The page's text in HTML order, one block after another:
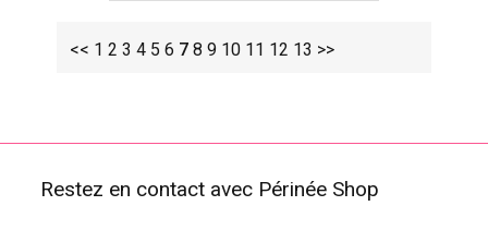
<< 1 2 3 4 5 6 7 8 9 10 11 12 13 >>
Restez en contact avec Périnée Shop